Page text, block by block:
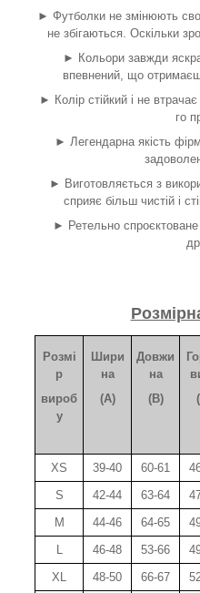
► Футболки не змінюють
не збігаються. Оскільки
► Кольори завжди
впевнений, що отримаєш
► Колір стійкий і не
го
► Легендарна якість
► Виготовляється з
сприяє більш чистій і
► Ретельно
Розмі
р
вироб
у
Шири
на
(A)
Довжи
на
(B)
XS 39-40 60-61
S
42-44 63-64
M
44-46 64-65
L
46-48 53-66
XL
48-50 66-67